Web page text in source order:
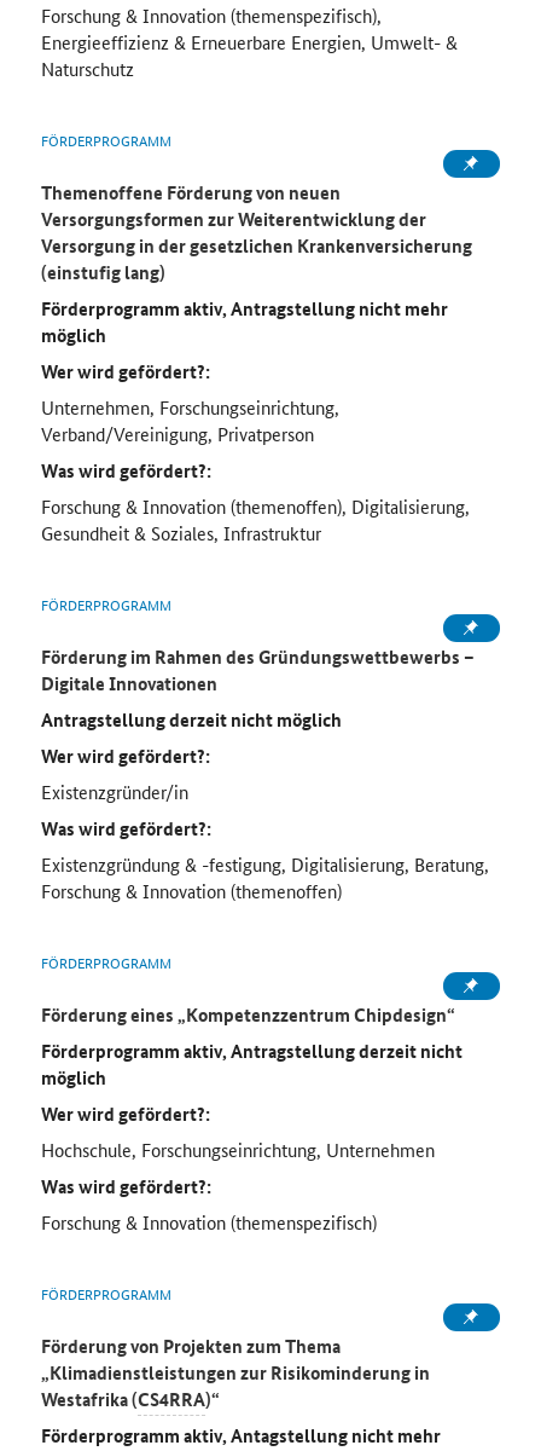
Forschung & Innovation (themenspezifisch),
Energieeffizienz & Erneuerbare Energien, Umwelt- &
Naturschutz
FÖRDERPROGRAMM
Themenoffene Förderung von neuen
Versorgungsformen zur Weiterentwicklung der
Versorgung in der gesetzlichen Krankenversicherung
(einstufig lang)
Förderprogramm aktiv, Antragstellung nicht mehr
möglich
Wer wird gefördert?:
Unternehmen, Forschungseinrichtung,
Verband/Vereinigung, Privatperson
Was wird gefördert?:
Forschung & Innovation (themenoffen), Digitalisierung,
Gesundheit & Soziales, Infrastruktur
FÖRDERPROGRAMM
Förderung im Rahmen des Gründungswettbewerbs –
Digitale Innovationen
Antragstellung derzeit nicht möglich
Wer wird gefördert?:
Existenzgründer/in
Was wird gefördert?:
Existenzgründung & -festigung, Digitalisierung, Beratung,
Forschung & Innovation (themenoffen)
FÖRDERPROGRAMM
Förderung eines „Kompetenzzentrum Chipdesign“
Förderprogramm aktiv, Antragstellung derzeit nicht
möglich
Wer wird gefördert?:
Hochschule, Forschungseinrichtung, Unternehmen
Was wird gefördert?:
Forschung & Innovation (themenspezifisch)
FÖRDERPROGRAMM
Förderung von Projekten zum Thema
„Klimadienstleistungen zur Risikominderung in
Westafrika (CS4RRA)“
Förderprogramm aktiv, Antagstellung nicht mehr